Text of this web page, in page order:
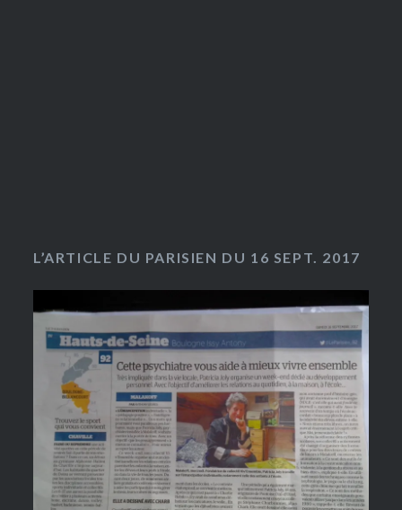
L’ARTICLE DU PARISIEN DU 16 SEPT. 2017